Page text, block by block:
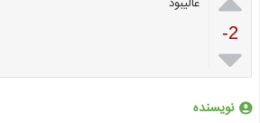
-2

نویسنده